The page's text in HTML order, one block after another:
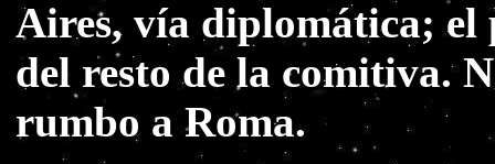
Aires, vía diplomática; el
del resto de la comitiva.
rumbo a Roma.